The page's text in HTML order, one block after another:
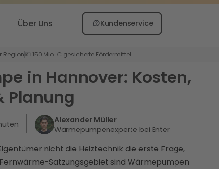
Über Uns Kundenservice
Region💶 150 Mio. € gesicherte Fördermittel
in Hannover: Kosten,
Planung
Alexander Müller
Wärmepumpenexperte bei Enter
nicht die Heiztechnik die erste Frage,
Satzungsgebiet sind Wärmepumpen